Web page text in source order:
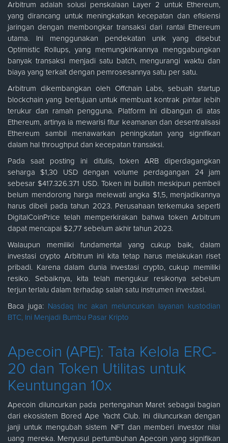
Arbitrum adalah solusi penskalaan Layer 2 untuk Ethereum,
yang dirancang untuk meningkatkan kecepatan dan efisiensi
jaringan dengan membongkar transaksi dari rantai Ethereum
utama. Ini menggunakan pendekatan unik yang disebut
Optimistic Rollups, yang memungkinkannya menggabungkan
banyak transaksi menjadi satu batch, mengurangi waktu dan
biaya yang terkait dengan pemrosesannya satu per satu.
Arbitrum dikembangkan oleh Offchain Labs, sebuah startup
blockchain yang bertujuan untuk membuat kontrak pintar lebih
terukur dan ramah pengguna. Platform ini dibangun di atas
Ethereum, artinya ia mewarisi fitur keamanan dan desentralisasi
Ethereum sambil menawarkan peningkatan yang signifikan
dalam hal throughput dan kecepatan transaksi.
Pada saat posting ini ditulis, token ARB diperdagangkan
seharga $1,30 USD dengan volume perdagangan 24 jam
sebesar $417.326.371 USD. Token ini bullish meskipun pembeli
belum mendorong harga melewati angka $1,5, menjadikannya
harus dibeli pada tahun 2023. Perusahaan terkemuka seperti
DigitalCoinPrice telah memperkirakan bahwa token Arbitrum
dapat mencapai $2,77 sebelum akhir tahun 2023.
Walaupun memiliki fundamental yang cukup baik, dalam
investasi crypto Arbitrum ini kita tetap harus melakukan riset
pribadi. Karena dalam dunia investasi crypto, cukup memiliki
resiko. Sebaiknya, kita telah mengukur resikonya sebelum
terjun terlalu dalam terhadap salah satu instrumen investasi.
Baca juga:
Nasdaq Inc akan meluncurkan layanan kustodian
BTC, Ini Menjadi Bumbu Pasar Kripto
Apecoin (APE): Tata Kelola ERC-
20 dan Token Utilitas untuk
Keuntungan 10x
Apecoin diluncurkan pada pertengahan Maret sebagai bagian
dari ekosistem Bored Ape Yacht Club. Ini diluncurkan dengan
janji untuk mengubah sistem NFT dan memberi investor nilai
uang mereka. Menyusul pertumbuhan Apecoin yang signifikan